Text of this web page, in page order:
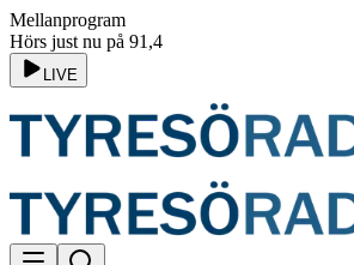
Mellanprogram
Hörs just nu på 91,4
LIVE